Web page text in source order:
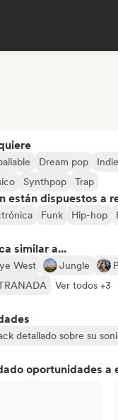
Dream pop
Synthpop Trap
están dispuestos a
Funk Hip-hop
similar a...
West Jungle
Ver todos +3
detallado sobre su
oportunidades a